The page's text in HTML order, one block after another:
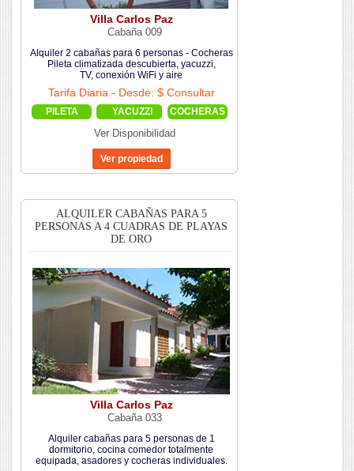
Villa Carlos Paz
Cabaña 009
Alquiler 2 cabañas para 6 personas - Cocheras
Pileta climatizada descubierta, yacuzzi,
TV, conexión WiFi y aire
Tarifa Diaria - Desde: $ Consultar
PILETA YACUZZI COCHERAS
Ver Disponibilidad
ALQUILER CABAÑAS PARA 5
PERSONAS A 4 CUADRAS DE PLAYAS
DE ORO
Villa Carlos Paz
Cabaña 033
Alquiler cabañas para 5 personas de 1
dormitorio, cocina comedor totalmente
equipada, asadores y cocheras individuales.